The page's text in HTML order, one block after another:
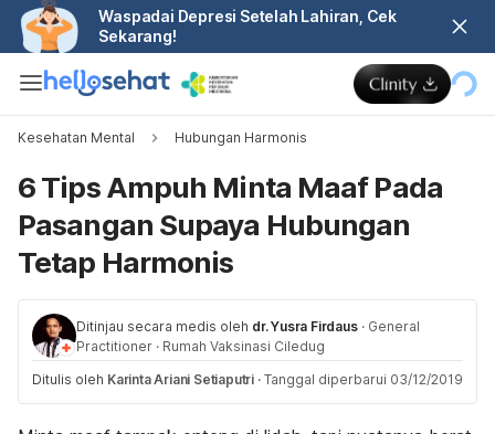
Waspadai Depresi Setelah Lahiran, Cek
Sekarang!
Kesehatan Mental Hubungan Harmonis
6 Tips Ampuh Minta Maaf Pada
Pasangan Supaya Hubungan
Tetap Harmonis
Ditinjau secara medis oleh dr. Yusra Firdaus · General
Practitioner · Rumah Vaksinasi Ciledug
Ditulis oleh Karinta Ariani Setiaputri · Tanggal diperbarui 03/12/2019